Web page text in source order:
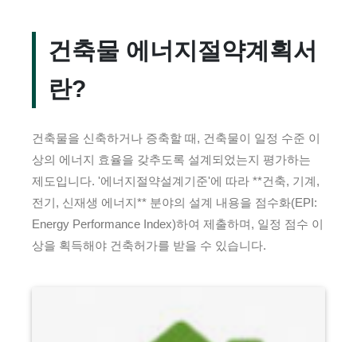
건축물 에너지절약계획서
란?
건축물을 신축하거나 증축할 때, 건축물이 일정 수준 이
상의 에너지 효율을 갖추도록 설계되었는지 평가하는
제도입니다. '에너지절약설계기준'에 따라 **건축, 기계,
전기, 신재생 에너지** 분야의 설계 내용을 점수화(EPI:
Energy Performance Index)하여 제출하며, 일정 점수 이
상을 획득해야 건축허가를 받을 수 있습니다.